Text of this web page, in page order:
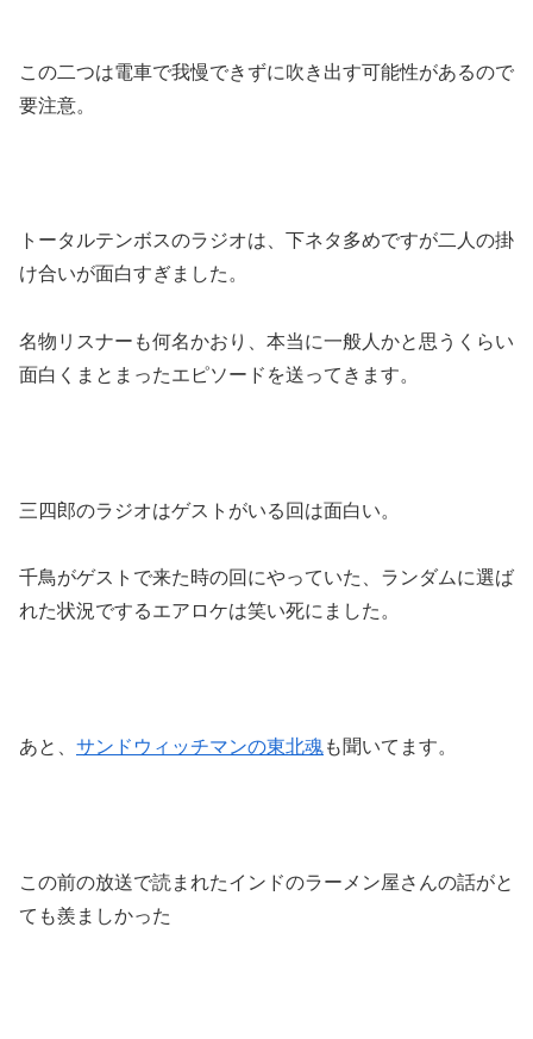
この二つは電車で我慢できずに吹き出す可能性があるので
要注意。
トータルテンボスのラジオは、下ネタ多めですが二人の掛
け合いが面白すぎました。
名物リスナーも何名かおり、本当に一般人かと思うくらい
面白くまとまったエピソードを送ってきます。
三四郎のラジオはゲストがいる回は面白い。
千鳥がゲストで来た時の回にやっていた、ランダムに選ば
れた状況でするエアロケは笑い死にました。
あと、 サンドウィッチマンの東北魂も聞いてます。
この前の放送で読まれたインドのラーメン屋さんの話がと
ても羨ましかった